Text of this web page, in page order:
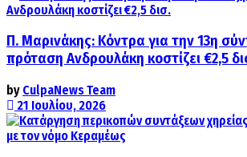
Π. Μαρινάκης: Κόντρα για την 13η
πρόταση Ανδρουλάκη κοστίζει €2,5
by CulpaNews Team
21 Ιουλίου, 2026